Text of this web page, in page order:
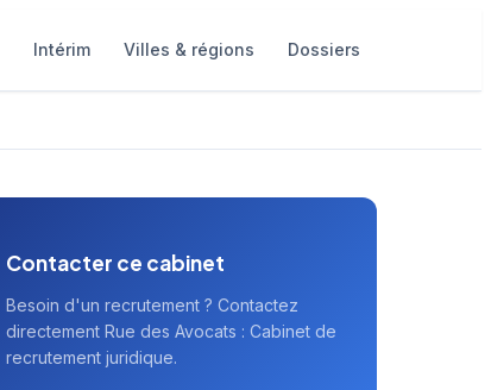
Intérim Villes & régions Dossiers
Contacter ce cabinet
Besoin d'un recrutement ? Contactez
directement Rue des Avocats : Cabinet de
recrutement juridique.